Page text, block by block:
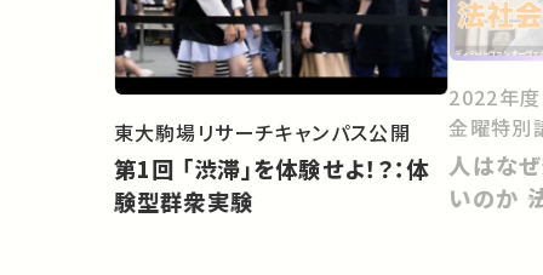
東大駒場リサーチキャンパス公開
第1回 「渋滞」を体験せよ！？：体
験型群衆実験
2022年度
金曜特別
人はな
いのか